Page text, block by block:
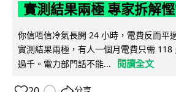
實測結果兩極 專家拆解
你信唔信冷氣長開 24 小時，電費反而平
實測結果兩極，有人一個月電費只需 118
過千。電力部門話不能...
閱讀全文